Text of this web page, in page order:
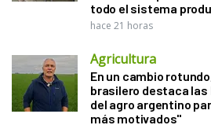
todo el sistema
hace 21 horas
Agricultura
En un cambio
brasilero destaca
del agro argentino
más motivados"